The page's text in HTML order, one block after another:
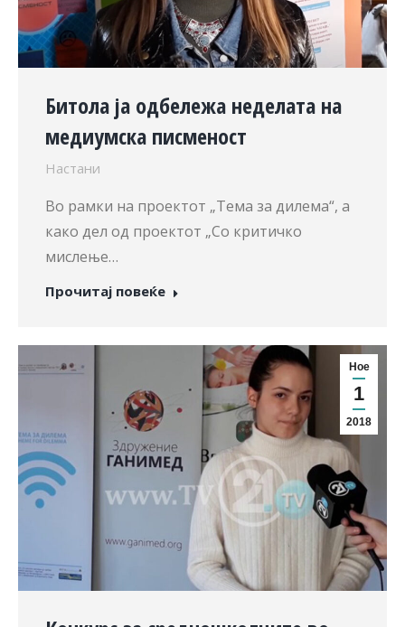
Битола ја одбележа неделата на
медиумска писменост
Настани
Во рамки на проектот „Тема за дилема“, а
како дел од проектот „Со критичко
мислење…
Прочитај повеќе
Ное
1
2018